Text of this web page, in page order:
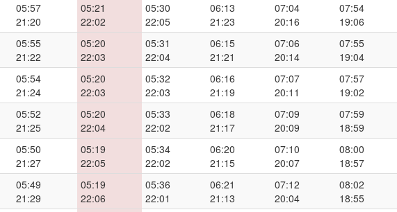
05:57
21:20
05:21
22:02
05:30
22:05
06:13
21:23
07:04
20:16
07:54
19:06
05:55
21:22
05:20
22:03
05:31
22:04
06:15
21:21
07:06
20:14
07:55
19:04
05:54
21:24
05:20
22:03
05:32
22:03
06:16
21:19
07:07
20:11
07:57
19:02
05:52
21:25
05:20
22:04
05:33
22:02
06:18
21:17
07:09
20:09
07:59
18:59
05:50
21:27
05:19
22:05
05:34
22:02
06:20
21:15
07:10
20:07
08:00
18:57
05:49
21:29
05:19
22:06
05:36
22:01
06:21
21:13
07:12
20:04
08:02
18:55